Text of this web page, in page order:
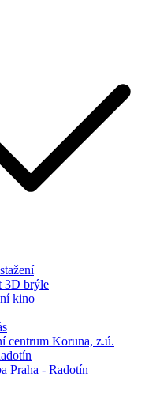
3D brýle
kino
centrum Koruna, z.ú.
Praha - Radotín